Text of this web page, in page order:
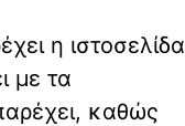
η ιστοσελίδα
με τα
καθώς